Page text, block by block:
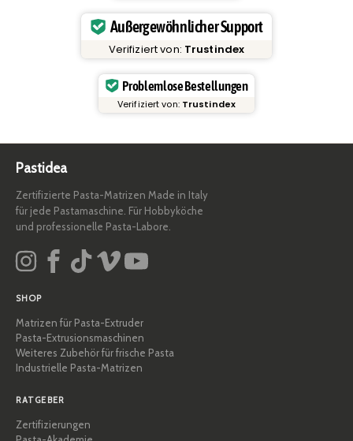
Außergewöhnlicher Support
Verifiziert von: Trustindex
Problemlose Bestellungen
Verifiziert von: Trustindex
Pastidea
Zertifizierte Pasta-Matrizen Made in Italy
für jede Pastamaschine. Für Hobbyköche
und professionelle Pasta-Labore.
SHOP
Matrizen für Pasta-Extruder
Pasta-Extrusionsmaschinen
Weiteres Zubehör für frische Pasta
Industrielle Pasta-Matrizen
RATGEBER
Zertifizierungen